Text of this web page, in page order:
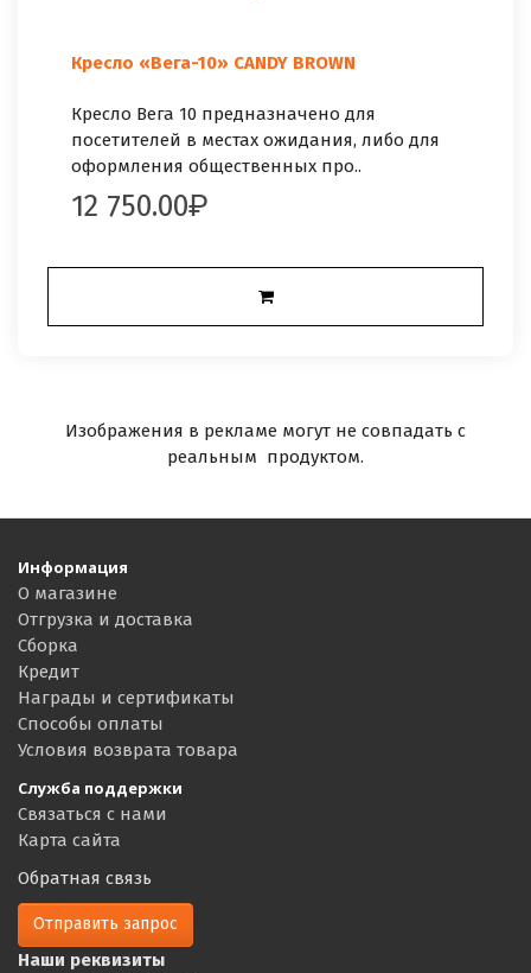
Кресло «Вега-10» CANDY BROWN
Кресло Вега 10 предназначено для
посетителей в местах ожидания, либо для
оформления общественных про..
12 750.00
Изображения в рекламе могут не совпадать с
реальным продуктом.
Информация
О магазине
Отгрузка и доставка
Сборка
Кредит
Награды и сертификаты
Способы оплаты
Условия возврата товара
Служба поддержки
Связаться с нами
Карта сайта
Обратная связь
Отправить запрос
Наши реквизиты